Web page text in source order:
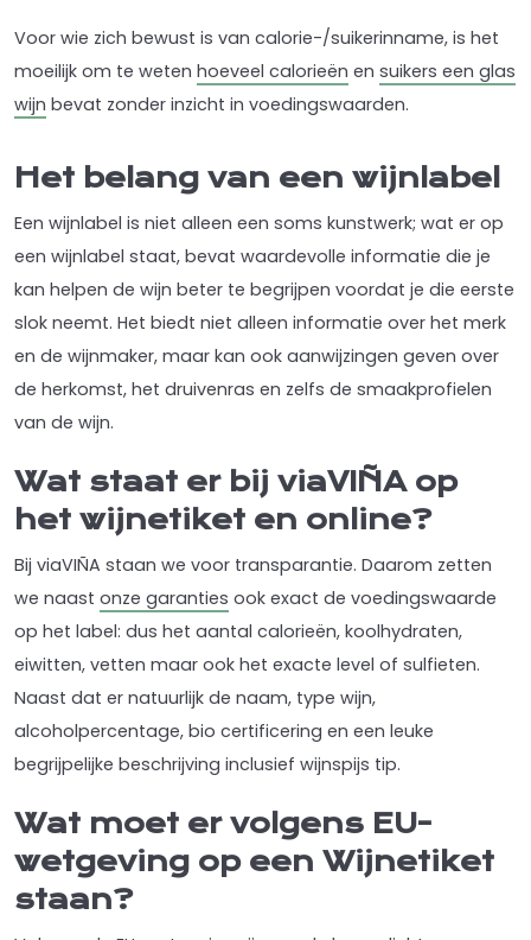
Voor wie zich bewust is van calorie-/suikerinname, is het
moeilijk om te weten hoeveel calorieën en suikers een glas
wijn bevat zonder inzicht in voedingswaarden.
Het belang van een wijnlabel
Een wijnlabel is niet alleen een soms kunstwerk; wat er op
een wijnlabel staat, bevat waardevolle informatie die je
kan helpen de wijn beter te begrijpen voordat je die eerste
slok neemt. Het biedt niet alleen informatie over het merk
en de wijnmaker, maar kan ook aanwijzingen geven over
de herkomst, het druivenras en zelfs de smaakprofielen
van de wijn.
Wat staat er bij viaVIÑA op
het wijnetiket en online?
Bij viaVIÑA staan we voor transparantie. Daarom zetten
we naast onze garanties ook exact de voedingswaarde
op het label: dus het aantal calorieën, koolhydraten,
eiwitten, vetten maar ook het exacte level of sulfieten.
Naast dat er natuurlijk de naam, type wijn,
alcoholpercentage, bio certificering en een leuke
begrijpelijke beschrijving inclusief wijnspijs tip.
Wat moet er volgens EU-
wetgeving op een Wijnetiket
staan?